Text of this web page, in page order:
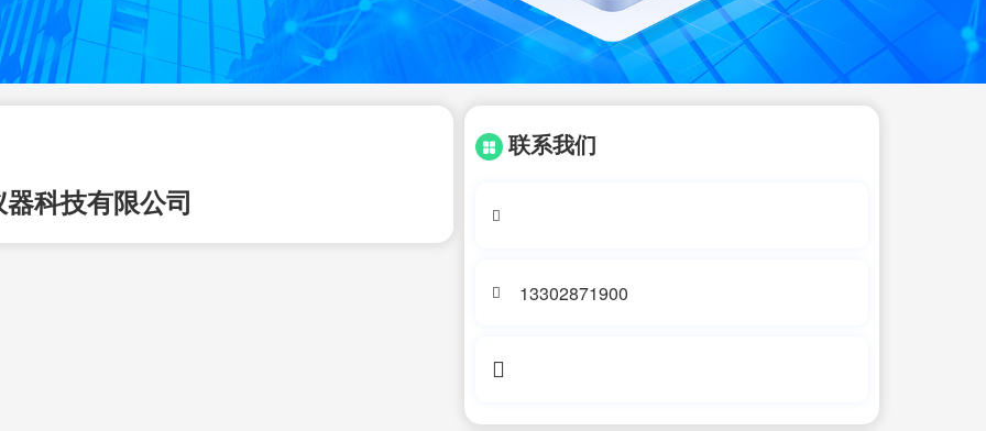
科技有限公司
联系我们
13302871900